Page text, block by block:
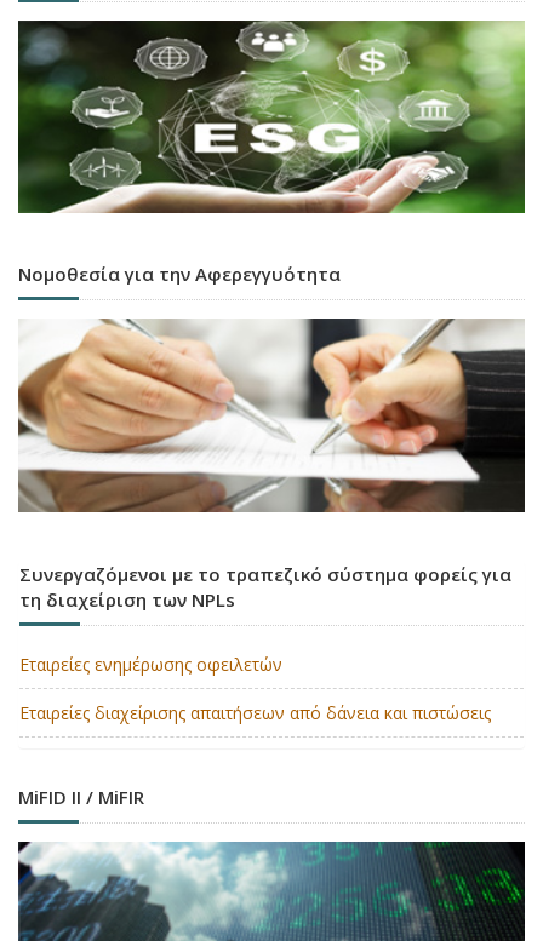
Νομοθεσία για την Αφερεγγυότητα
Συνεργαζόμενοι με το τραπεζικό σύστημα φορείς για
τη διαχείριση των NPLs
Εταιρείες ενημέρωσης οφειλετών
Εταιρείες διαχείρισης απαιτήσεων από δάνεια και πιστώσεις
MiFID II / MiFIR